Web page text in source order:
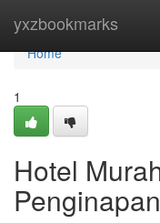
yxzbookmarks
Home
Home
1
Hotel